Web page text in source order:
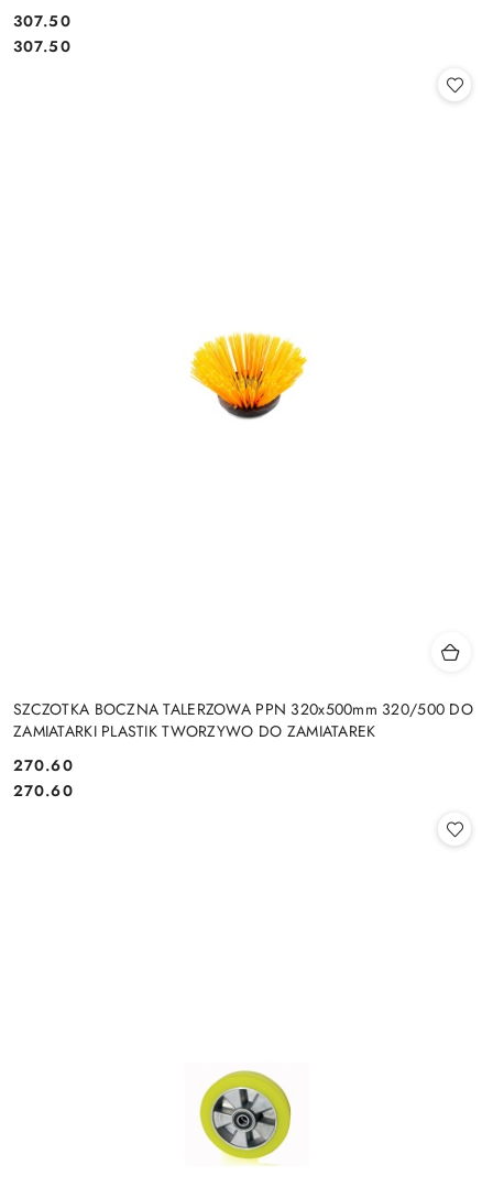
Cena:
307.50
Cena:
307.50
SZCZOTKA BOCZNA TALERZOWA PPN 320x500mm 320/500 DO
ZAMIATARKI PLASTIK TWORZYWO DO ZAMIATAREK
Cena:
270.60
Cena:
270.60